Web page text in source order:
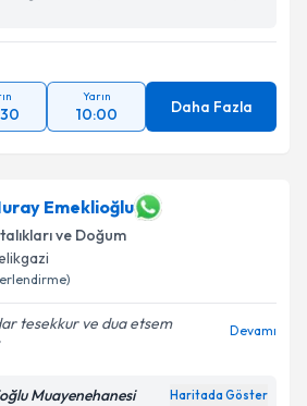
Yarın
10:00 Daha Fazla
Emeklioğlu
ve Doğum
tesekkur ve dua etsem
Devamı
Muayenehanesi Haritada Göster